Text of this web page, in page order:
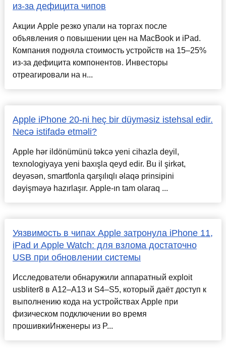
из-за дефицита чипов
Акции Apple резко упали на торгах после
объявления о повышении цен на MacBook и iPad.
Компания подняла стоимость устройств на 15–25%
из-за дефицита компонентов. Инвесторы
отреагировали на н...
Apple iPhone 20-ni heç bir düyməsiz istehsal edir.
Necə istifadə etməli?
Apple hər ildönümünü təkcə yeni cihazla deyil,
texnologiyaya yeni baxışla qeyd edir. Bu il şirkət,
deyəsən, smartfonla qarşılıqlı əlaqə prinsipini
dəyişməyə hazırlaşır. Apple-ın tam olaraq ...
Уязвимость в чипах Apple затронула iPhone 11,
iPad и Apple Watch: для взлома достаточно
USB при обновлении системы
Исследователи обнаружили аппаратный exploit
usbliter8 в A12–A13 и S4–S5, который даёт доступ к
выполнению кода на устройствах Apple при
физическом подключении во время
прошивкиИнженеры из P...